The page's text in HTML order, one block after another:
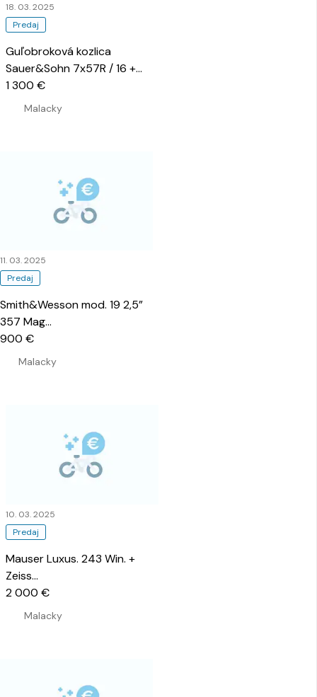
Predaj
18. 03. 2025
Guľobroková kozlica
Sauer&Sohn 7x57R / 16 +
Docter 8x56 s osvetleným
bodom
Malacky
1 300 €
Predaj
11. 03. 2025
Smith&Wesson mod. 19 2,5”
357 Mag…
Malacky
900 €
Predaj
10. 03. 2025
Mauser Luxus. 243 Win. +
Zeiss…
Malacky
2 000 €